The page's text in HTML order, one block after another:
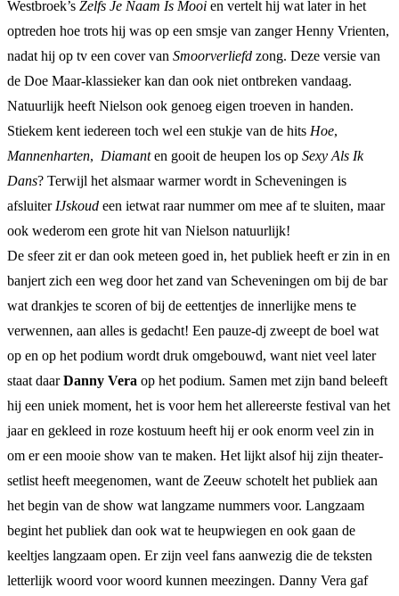
Westbroek’s Zelfs Je Naam Is Mooi en vertelt hij wat later in het
optreden hoe trots hij was op een smsje van zanger Henny Vrienten,
nadat hij op tv een cover van Smoorverliefd zong. Deze versie van
de Doe Maar-klassieker kan dan ook niet ontbreken vandaag.
Natuurlijk heeft Nielson ook genoeg eigen troeven in handen.
Stiekem kent iedereen toch wel een stukje van de hits Hoe,
Mannenharten, Diamanten gooit de heupen los op Sexy Als Ik
Dans? Terwijl het alsmaar warmer wordt in Scheveningen is
afsluiter IJskoud een ietwat raar nummer om mee af te sluiten, maar
ook wederom een grote hit van Nielson natuurlijk!
De sfeer zit er dan ook meteen goed in, het publiek heeft er zin in en
banjert zich een weg door het zand van Scheveningen om bij de bar
wat drankjes te scoren of bij de eettentjes de innerlijke mens te
verwennen, aan alles is gedacht! Een pauze-dj zweept de boel wat
op en op het podium wordt druk omgebouwd, want niet veel later
staat daarDanny Vera op het podium. Samen met zijn band beleeft
hij een uniek moment, het is voor hem het allereerste festival van het
jaar en gekleed in roze kostuum heeft hij er ook enorm veel zin in
om er een mooie show van te maken. Het lijkt alsof hij zijn theater-
setlist heeft meegenomen, want de Zeeuw schotelt het publiek aan
het begin van de show wat langzame nummers voor. Langzaam
begint het publiek dan ook wat te heupwiegen en ook gaan de
keeltjes langzaam open. Er zijn veel fans aanwezig die de teksten
letterlijk woord voor woord kunnen meezingen. Danny Vera gaf